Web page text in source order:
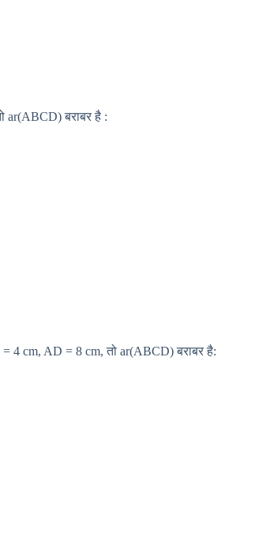
बराबर है :
cm, AD = 8 cm, तो ar(ABCD) बराबर है: